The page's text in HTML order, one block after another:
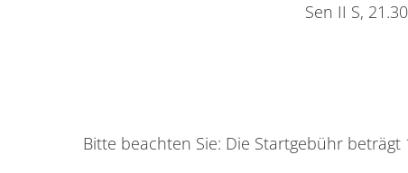
Sen II S,
Bitte beachten Sie: Die Startgebühr